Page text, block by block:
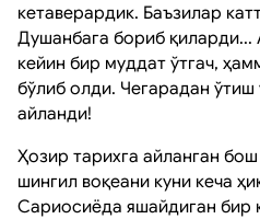
кетаверардик. Баъзилар
Душанбага бориб
кейин бир муддат ўтгач,
бўлиб олди. Чегарадан
айланди!
Ҳозир тарихга айланган
шингил воқеани куни кеча
Сариосиёда яшайдиган бир